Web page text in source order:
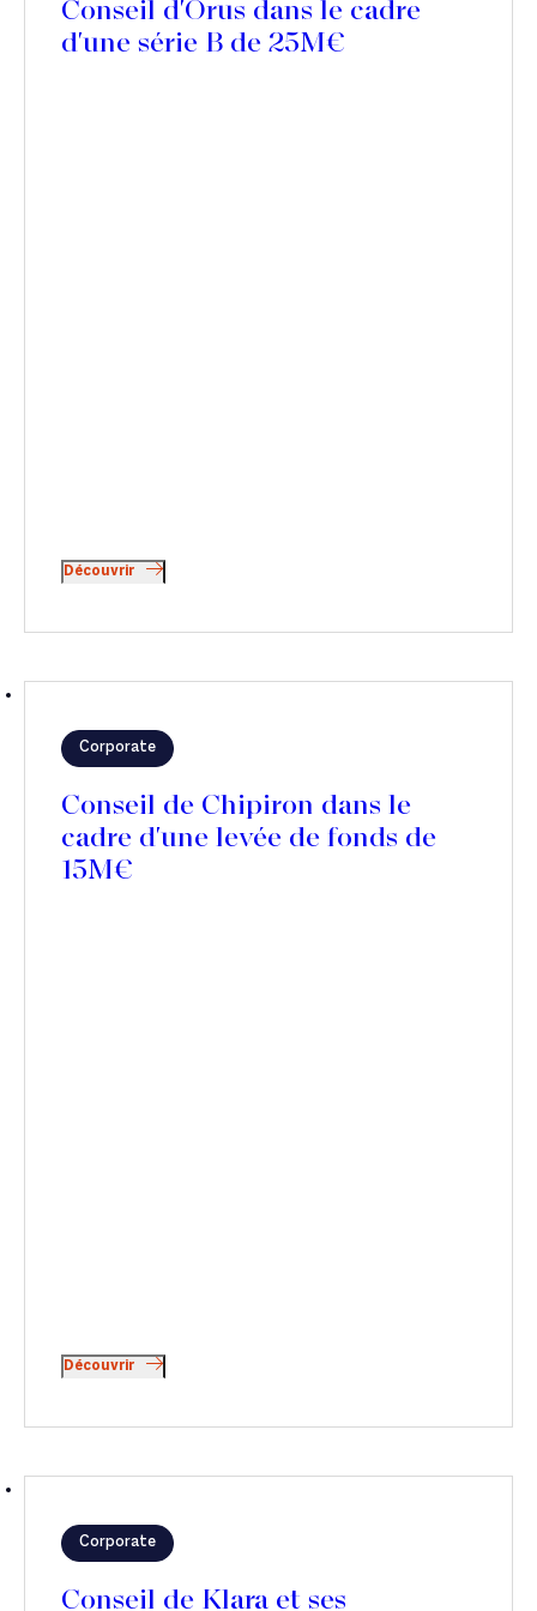
Conseil d'Orus dans le cadre
d'une série B de 25M€
Découvrir
Corporate
Conseil de Chipiron dans le
cadre d'une levée de fonds de
15M€
Découvrir
Corporate
Conseil de Klara et ses